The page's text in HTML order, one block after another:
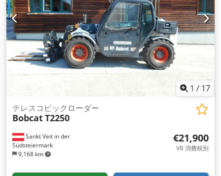
1 / 17
Sankt Veit in der
Südsteiermark
9,168 km
テレスコピックローダー
BobcatT2250
€21,900
VB 消費税別